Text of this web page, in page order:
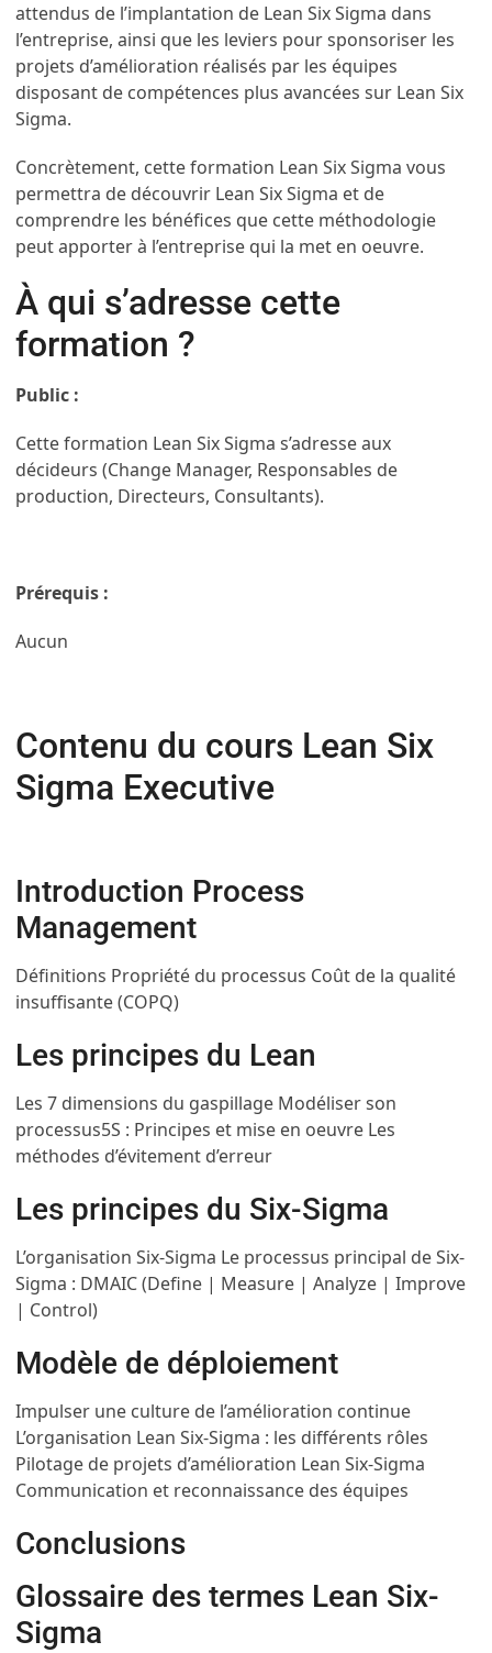
attendus de l’implantation de Lean Six Sigma dans
l’entreprise, ainsi que les leviers pour sponsoriser les
projets d’amélioration réalisés par les équipes
disposant de compétences plus avancées sur Lean Six
Sigma.
Concrètement, cette formation Lean Six Sigma vous
permettra de découvrir Lean Six Sigma et de
comprendre les bénéfices que cette méthodologie
peut apporter à l’entreprise qui la met en oeuvre.
À qui s’adresse cette
formation ?
Public :
Cette formation Lean Six Sigma s’adresse aux
décideurs (Change Manager, Responsables de
production, Directeurs, Consultants).
Prérequis :
Aucun
Contenu du cours Lean Six
Sigma Executive
Introduction Process
Management
Définitions Propriété du processus Coût de la qualité
insuffisante (COPQ)
Les principes du Lean
Les 7 dimensions du gaspillage Modéliser son
processus5S : Principes et mise en oeuvre Les
méthodes d’évitement d’erreur
Les principes du Six-Sigma
L’organisation Six-Sigma Le processus principal de Six-
Sigma : DMAIC (Define | Measure | Analyze | Improve
| Control)
Modèle de déploiement
Impulser une culture de l’amélioration continue
L’organisation Lean Six-Sigma : les différents rôles
Pilotage de projets d’amélioration Lean Six-Sigma
Communication et reconnaissance des équipes
Conclusions
Glossaire des termes Lean Six-
Sigma